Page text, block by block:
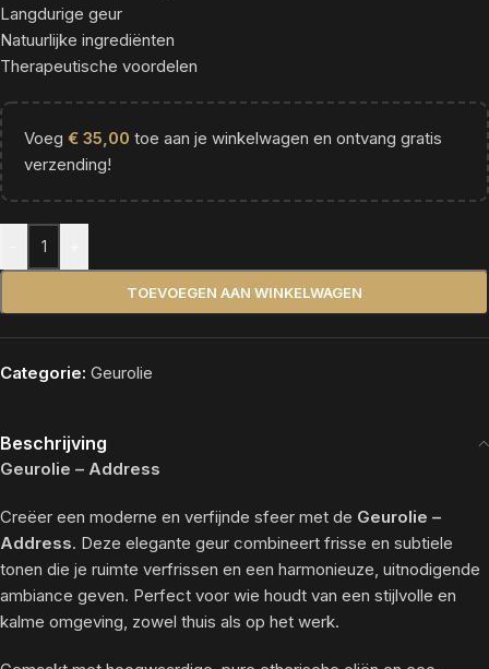
Langdurige geur
Natuurlijke ingrediënten
Therapeutische voordelen
Voeg € 35,00 toe aan je winkelwagen en ontvang gratis
verzending!
TOEVOEGEN AAN WINKELWAGEN
Alternative:
Categorie: Geurolie
Beschrijving
Geurolie – Address
Creëer een moderne en verfijnde sfeer met de Geurolie –
Address. Deze elegante geur combineert frisse en subtiele
tonen die je ruimte verfrissen en een harmonieuze, uitnodigende
ambiance geven. Perfect voor wie houdt van een stijlvolle en
kalme omgeving, zowel thuis als op het werk.